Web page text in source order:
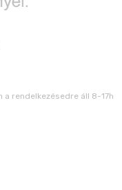
a rendelkezésedre áll 8-17h